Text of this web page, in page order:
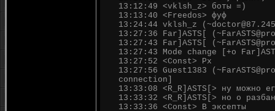
13:12:49 <vklsh_z> боты =)
13:13:40 <Freedos> фуф
13:24:44 vklsh_z
13:27:36 Far]ASTS[
13:27:43 Far]ASTS[
13:27:43 Mode change [+o
13:27:52 <Const> Рх
13:27:56 Guest1383
connection]
13:33:08 <R_R]ASTS[> ну можно
13:33:32 <R_R]ASTS[> но о
13:33:36 <Const> В эксепты